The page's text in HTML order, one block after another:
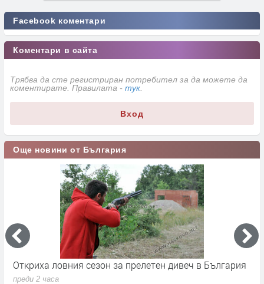
Facebook коментари
Коментари в сайта
Трябва да сте регистриран потребител за да можете да
коментирате. Правилата - тук
Вход
Още новини от България
Откриха ловния сезон за прелетен дивеч в България
преди 2 часа